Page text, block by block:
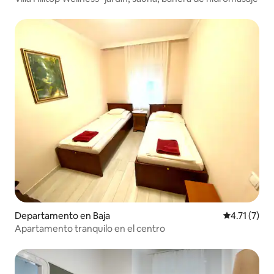
Departamento en Baja Calificación
4.71 (7)
Apartamento tranquilo en el centro